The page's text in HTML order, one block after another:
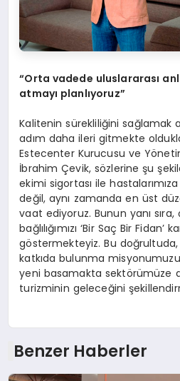
“Orta vadede uluslararası
atmayı planlıyoruz”
Kalitenin sürekliliğini sağlamak
adım daha ileri gitmekte
Estecenter Kurucusu ve
İbrahim Çevik, sözlerine şu
ekimi sigortası ile
değil, aynı zamanda en üst
vaat ediyoruz. Bunun yanı sıra,
bağlılığımızı ‘Bir Saç Bir Fidan’
göstermekteyiz. Bu
katkıda bulunma
yeni basamakta sektörümüze
turizminin geleceğini
Benzer Haberler